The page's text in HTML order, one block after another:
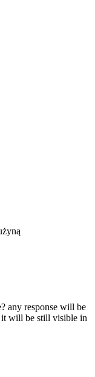
any response will be
it will be still visible in